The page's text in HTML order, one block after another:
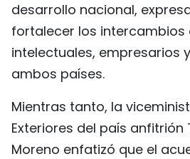
desarrollo nacional,
fortalecer los intercambios
intelectuales, empresarios
ambos países.
Mientras tanto, la
Exteriores del país anfitrión
Moreno enfatizó que el